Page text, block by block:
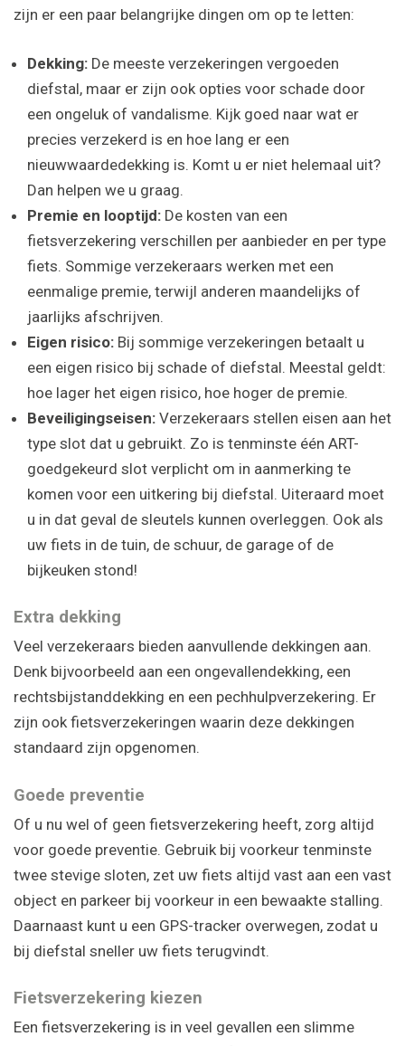
zijn er een paar belangrijke dingen om op te letten:
Dekking: De meeste verzekeringen vergoeden
diefstal, maar er zijn ook opties voor schade door
een ongeluk of vandalisme. Kijk goed naar wat er
precies verzekerd is en hoe lang er een
nieuwwaardedekking is. Komt u er niet helemaal uit?
Dan helpen we u graag.
Premie en looptijd: De kosten van een
fietsverzekering verschillen per aanbieder en per type
fiets. Sommige verzekeraars werken met een
eenmalige premie, terwijl anderen maandelijks of
jaarlijks afschrijven.
Eigen risico: Bij sommige verzekeringen betaalt u
een eigen risico bij schade of diefstal. Meestal geldt:
hoe lager het eigen risico, hoe hoger de premie.
Beveiligingseisen: Verzekeraars stellen eisen aan het
type slot dat u gebruikt. Zo is tenminste één ART-
goedgekeurd slot verplicht om in aanmerking te
komen voor een uitkering bij diefstal. Uiteraard moet
u in dat geval de sleutels kunnen overleggen. Ook als
uw fiets in de tuin, de schuur, de garage of de
bijkeuken stond!
Extra dekking
Veel verzekeraars bieden aanvullende dekkingen aan.
Denk bijvoorbeeld aan een ongevallendekking, een
rechtsbijstanddekking en een pechhulpverzekering. Er
zijn ook fietsverzekeringen waarin deze dekkingen
standaard zijn opgenomen.
Goede preventie
Of u nu wel of geen fietsverzekering heeft, zorg altijd
voor goede preventie. Gebruik bij voorkeur tenminste
twee stevige sloten, zet uw fiets altijd vast aan een vast
object en parkeer bij voorkeur in een bewaakte stalling.
Daarnaast kunt u een GPS-tracker overwegen, zodat u
bij diefstal sneller uw fiets terugvindt.
Fietsverzekering kiezen
Een fietsverzekering is in veel gevallen een slimme